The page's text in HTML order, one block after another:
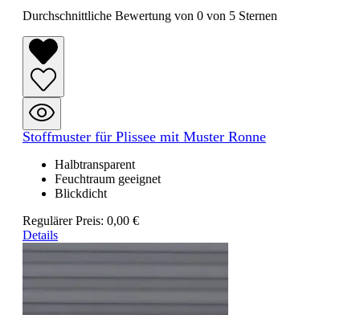
Durchschnittliche Bewertung von 0 von 5 Sternen
Stoffmuster für Plissee mit Muster Ronne
Halbtransparent
Feuchtraum geeignet
Blickdicht
Regulärer Preis: 0,00 €
Details